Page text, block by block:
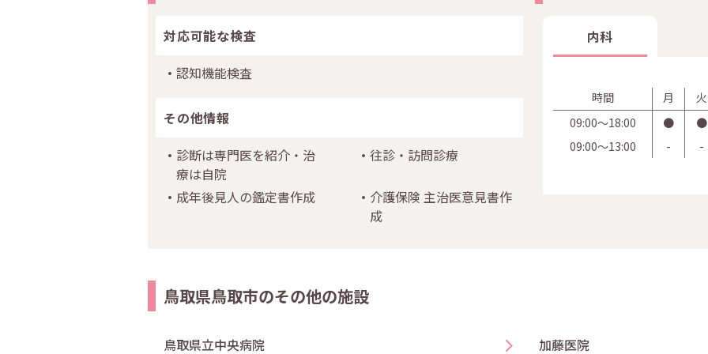
対応可能な検査
認知機能検査
その他情報
診断は専門医を紹介・治
療は自院
往診・訪問診療
成年後見人の鑑定書作成
介護保険 主治医意見書作
成
内科
時間 月 火
09:00〜18:00
● ●
09:00〜13:00
- -
鳥取県鳥取市のその他の施設
鳥取県立中央病院 加藤医院